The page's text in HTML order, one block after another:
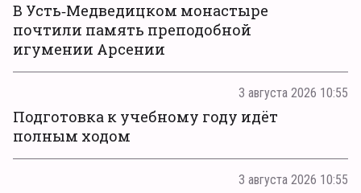
В Усть‑Медведицком монастыре
почтили память преподобной
игумении Арсении
3 августа 2026 10:55
Подготовка к учебному году идёт
полным ходом
3 августа 2026 10:55